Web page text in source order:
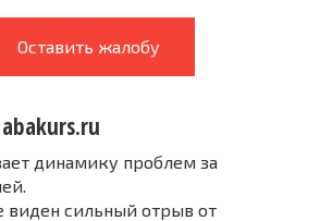
Оставить жалобу
динамику проблем за
виден сильный отрыв от